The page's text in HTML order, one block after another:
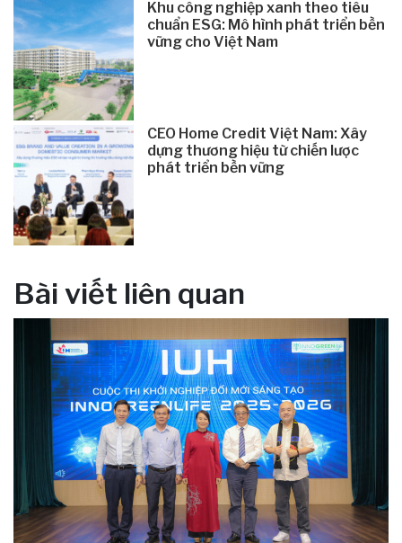
Khu công nghiệp xanh theo tiêu
chuẩn ESG: Mô hình phát triển bền
vững cho Việt Nam
CEO Home Credit Việt Nam: Xây
dựng thương hiệu từ chiến lược
phát triển bền vững
Bài viết liên quan